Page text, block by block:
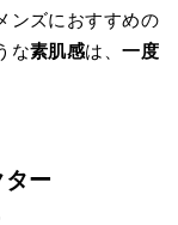
ンズにおすすめの
な素肌感は、一度
ター